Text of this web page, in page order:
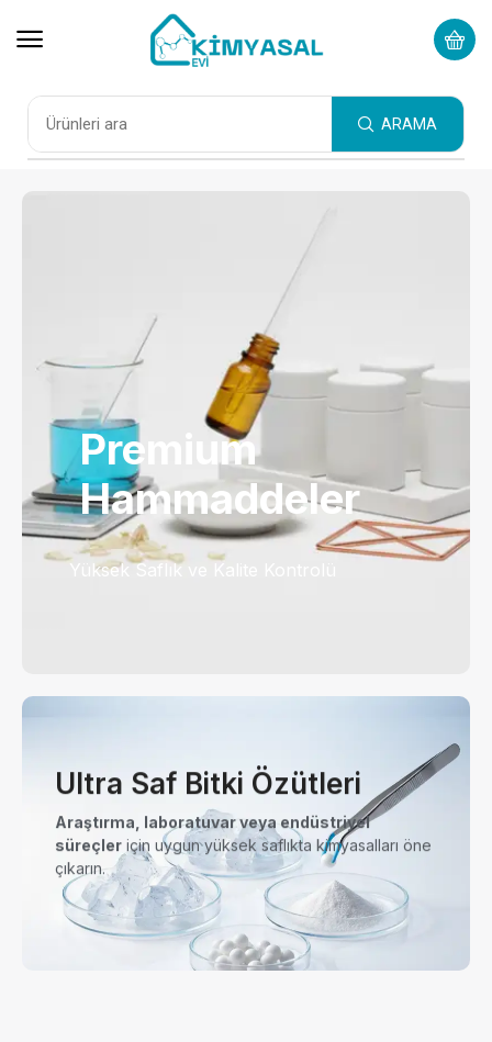
ARAMA
Premium
Hammaddeler
Yüksek Saflık ve Kalite Kontrolü
Ultra Saf Bitki Özütleri
Araştırma, laboratuvar veya endüstriyel
süreçler için uygun yüksek saflıkta kimyasalları öne
çıkarın.